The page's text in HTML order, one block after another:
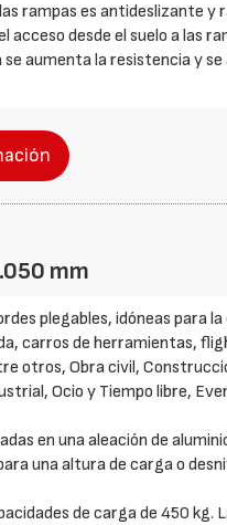
rampas es antideslizante
acceso desde el suelo a las
aumenta la resistencia y
mm
plegables, idóneas para
carros de herramientas,
otros, Obra civil,
Ocio y Tiempo libre,
en una aleación de
una altura de carga o
de carga de 450